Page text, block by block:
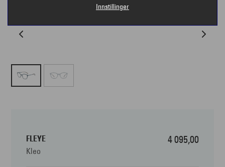
FLEYE
Kleo
4 095,00
Innstillinger